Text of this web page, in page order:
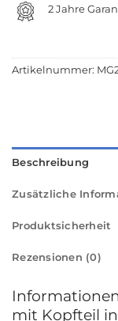
2 Jahre
Artikelnummer:
Beschreibung
Zusätzliche
Produktsicherheit
Rezensionen (0)
mit Kopfteil